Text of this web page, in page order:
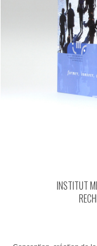
INSTITUT